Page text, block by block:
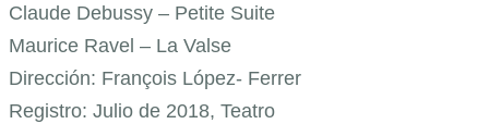
Claude Debussy – Petite Suite
Maurice Ravel – La Valse
Dirección: François López- Ferrer
Registro: Julio de 2018, Teatro